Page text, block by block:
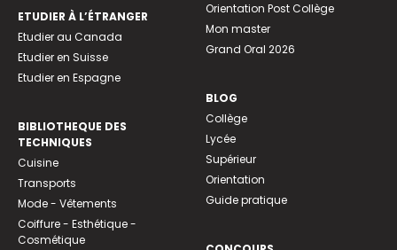
ETUDIER À L’ÉTRANGER
Etudier au Canada
Etudier en Suisse
Etudier en Espagne
BIBLIOTHEQUE DES
TECHNIQUES
Cuisine
Transports
Mode - Vêtements
Coiffure - Esthétique -
Cosmétique
Orientation Post Collège
Mon master
Grand Oral 2026
BLOG
Collège
Lycée
Supérieur
Orientation
Guide pratique